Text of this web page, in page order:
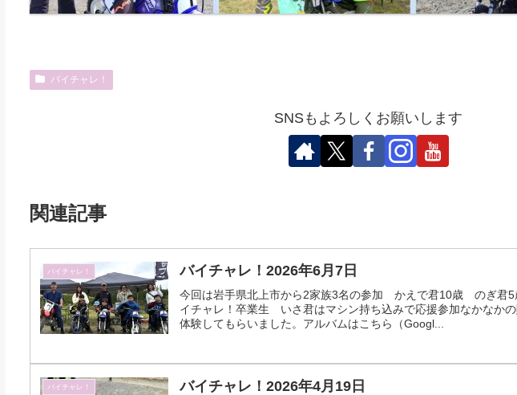
バイチャレ！
SNSもよろしくお願いします
関連記事
バイチャレ！ バイチャレ！2026年6月7日
今回は岩手県北上市から2家族3名の参加 かえで君10歳 のぎ君
イチャレ！卒業生 いさ君はマシン持ち込みで応援参加なかなか
体験してもらいました。アルバムはこちら（Googl...
バイチャレ！ バイチャレ！2026年4月19日